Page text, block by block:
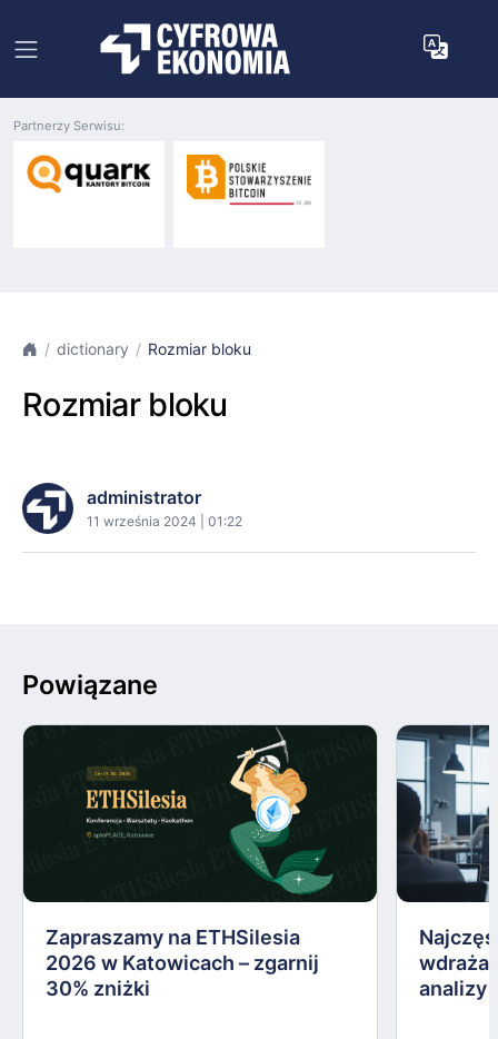
Partnerzy Serwisu:
dictionary Rozmiar bloku
Rozmiar bloku
administrator
11 września 2024 | 01:22
Powiązane
Zapraszamy na ETHSilesia
2026 w Katowicach – zgarnij
30% zniżki
analizy